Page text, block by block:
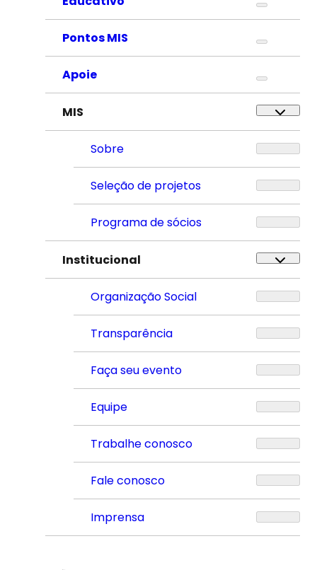
Pontos MIS
Apoie
MIS
Sobre
Seleção de projetos
Programa de sócios
Institucional
Organização Social
Transparência
Faça seu evento
Equipe
Trabalhe conosco
Fale conosco
Imprensa